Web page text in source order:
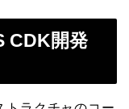
CDK開発